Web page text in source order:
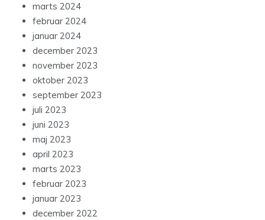
marts 2024
februar 2024
januar 2024
december 2023
november 2023
oktober 2023
september 2023
juli 2023
juni 2023
maj 2023
april 2023
marts 2023
februar 2023
januar 2023
december 2022